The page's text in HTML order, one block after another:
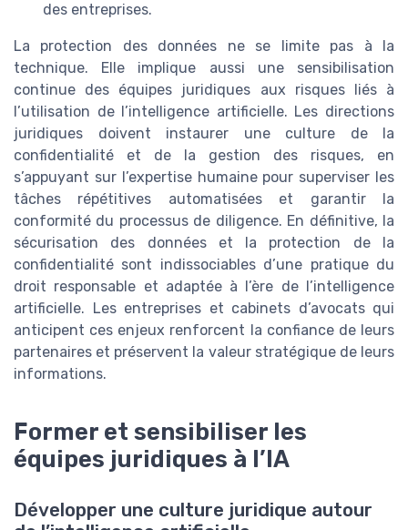
des entreprises.
La protection des données ne se limite pas à la
technique. Elle implique aussi une sensibilisation
continue des équipes juridiques aux risques liés à
l’utilisation de l’intelligence artificielle. Les directions
juridiques doivent instaurer une culture de la
confidentialité et de la gestion des risques, en
s’appuyant sur l’expertise humaine pour superviser les
tâches répétitives automatisées et garantir la
conformité du processus de diligence. En définitive, la
sécurisation des données et la protection de la
confidentialité sont indissociables d’une pratique du
droit responsable et adaptée à l’ère de l’intelligence
artificielle. Les entreprises et cabinets d’avocats qui
anticipent ces enjeux renforcent la confiance de leurs
partenaires et préservent la valeur stratégique de leurs
informations.
Former et sensibiliser les
équipes juridiques à l’IA
Développer une culture juridique autour